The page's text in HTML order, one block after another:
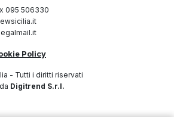
095 506330
Policy
- Tutti i diritti riservati
Digitrend S.r.l.